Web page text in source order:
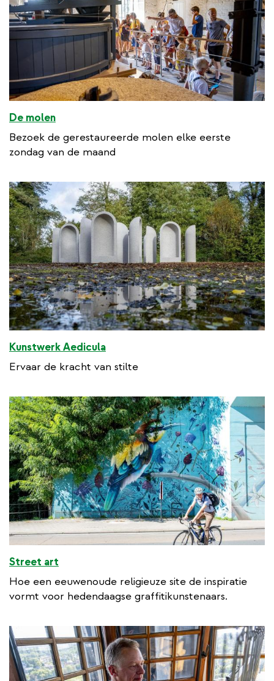
De molen
Bezoek de gerestaureerde molen elke eerste
zondag van de maand
Kunstwerk Aedicula
Ervaar de kracht van stilte
Street art
Hoe een eeuwenoude religieuze site de inspiratie
vormt voor hedendaagse graffitikunstenaars.